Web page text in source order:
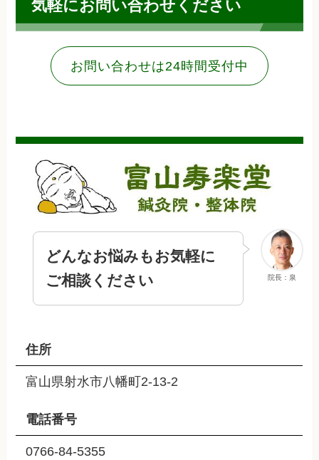
気軽にお問い合わせください
お問い合わせは24時間受付中
院長：泉
どんなお悩みもお気軽に
ご相談ください
住所
富山県射水市八幡町2-13-2
電話番号
0766-84-5355